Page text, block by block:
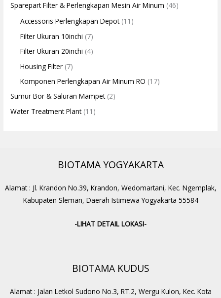
Sparepart Filter & Perlengkapan Mesin Air Minum (46)
Accessoris Perlengkapan Depot(11)
Filter Ukuran 10inchi (7)
Filter Ukuran 20inchi (4)
Housing Filter (7)
Komponen Perlengkapan Air Minum RO (17)
Sumur Bor & Saluran Mampet(2)
Water Treatment Plant(11)
BIOTAMA YOGYAKARTA
Alamat : Jl. Krandon No.39, Krandon, Wedomartani, Kec. Ngemplak,
Kabupaten Sleman, Daerah Istimewa Yogyakarta 55584
-LIHAT DETAIL LOKASI-
BIOTAMA KUDUS
Alamat : Jalan Letkol Sudono No.3, RT.2, Wergu Kulon, Kec. Kota